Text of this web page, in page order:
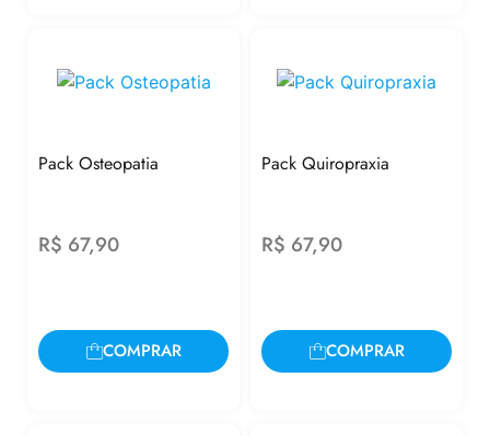
Pack Osteopatia
R$ 67,90
COMPRAR
Pack Quiropraxia
R$ 67,90
COMPRAR